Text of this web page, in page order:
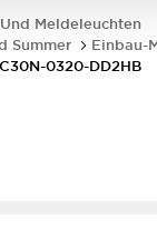
Meldeleuchten
Summer
Einbau-
0320-DD2HB